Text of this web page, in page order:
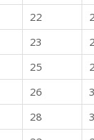
22 2
23
25
26 3
28 3